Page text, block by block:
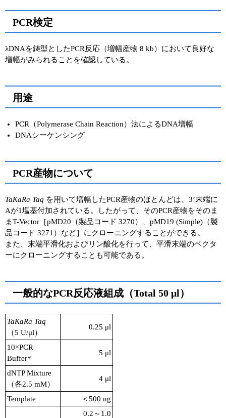
PCR検定
λDNAを鋳型としたPCR反応（増幅産物 8 kb）において良好な
増幅がみられることを確認している。
用途
PCR（Polymerase Chain Reaction）法によるDNA増幅
DNAシーケンシング
PCR産物について
TaKaRa Taq を用いて増幅したPCR産物のほとんどは、3’末端に
Aが1塩基付加されている。したがって、そのPCR産物をそのま
まT-Vector［pMD20（製品コード 3270）、pMD19 (Simple)（製
品コード 3271）など］にクローニングすることができる。
また、末端平滑化およびリン酸化を行って、平滑末端のベクタ
ーにクローニングすることも可能である。
一般的なPCR反応液組成（Total 50 μl）
TaKaRa Taq
（5 U/μl）
0.25 μl
10×PCR
Buffer*
5 μl
dNTP Mixture
（各2.5 mM）
4 μl
Template ＜500 ng
0.2～1.0